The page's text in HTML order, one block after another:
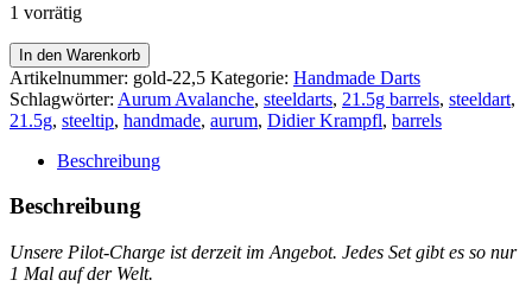
1 vorrätig
>
>
>
Aurum
Avalanche
<
Set
Barrels
in
In den Warenkorb
Artikelnummer: gold-22,5 Kategorie: Handmade Darts
Schlagwörter: Aurum Avalanche, steeldarts, 21.5g barrels, steeldart,
21.5g, steeltip, handmade, aurum, Didier Krampfl, barrels
Beschreibung
Beschreibung
Unsere Pilot-Charge ist derzeit im Angebot. Jedes Set gibt es so nur
1 Mal auf der Welt.